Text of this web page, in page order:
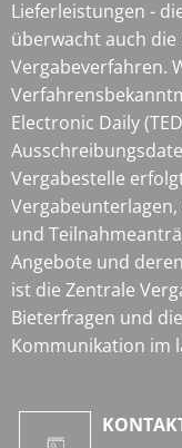
Lieferleistungen -
überwacht auch
Vergabeverfahren.
Electronic Daily
Vergabestelle
und
Angebote und
ist die Zentrale
Bieterfragen und
Kommunikation im